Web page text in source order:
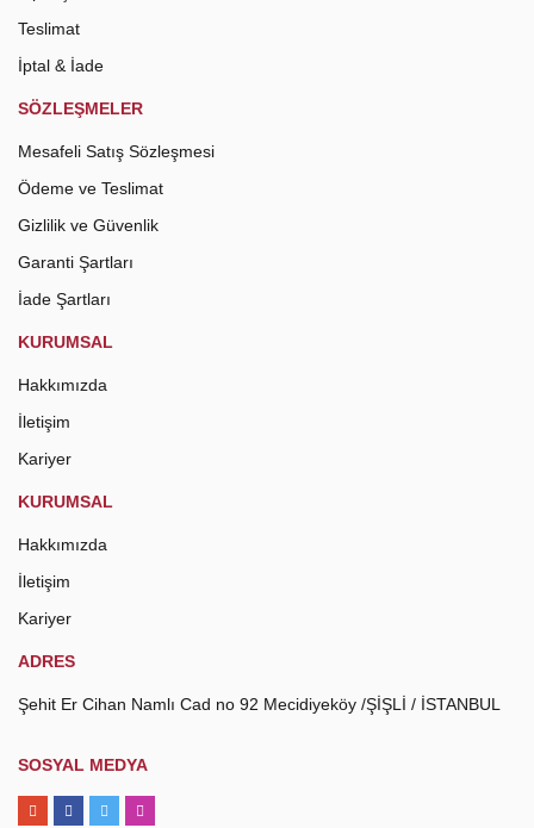
Teslimat
İptal & İade
SÖZLEŞMELER
Mesafeli Satış Sözleşmesi
Ödeme ve Teslimat
Gizlilik ve Güvenlik
Garanti Şartları
İade Şartları
KURUMSAL
Hakkımızda
İletişim
Kariyer
KURUMSAL
Hakkımızda
İletişim
Kariyer
ADRES
Şehit Er Cihan Namlı Cad no 92 Mecidiyeköy /ŞİŞLİ / İSTANBUL
SOSYAL MEDYA